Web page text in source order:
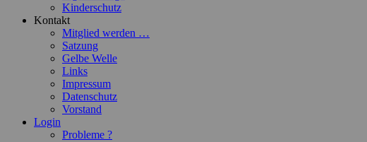
Kinderschutz
Kontakt
Mitglied werden …
Satzung
Gelbe Welle
Links
Impressum
Datenschutz
Vorstand
Login
Probleme ?